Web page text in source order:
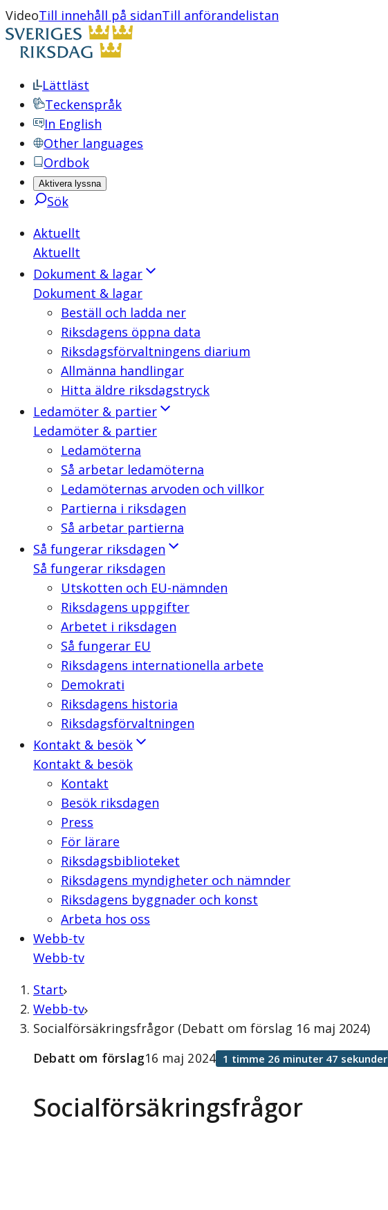
VideoTill innehåll på sidanTill anförandelistan
Lättläst
Teckenspråk
In English
Other languages
Ordbok
Aktivera lyssna
Sök
Aktuellt
Aktuellt
Dokument & lagar
Dokument & lagar
Beställ och ladda ner
Riksdagens öppna data
Riksdagsförvaltningens diarium
Allmänna handlingar
Hitta äldre riksdagstryck
Ledamöter & partier
Ledamöter & partier
Ledamöterna
Så arbetar ledamöterna
Ledamöternas arvoden och villkor
Partierna i riksdagen
Så arbetar partierna
Så fungerar riksdagen
Så fungerar riksdagen
Utskotten och EU-nämnden
Riksdagens uppgifter
Arbetet i riksdagen
Så fungerar EU
Riksdagens internationella arbete
Demokrati
Riksdagens historia
Riksdagsförvaltningen
Kontakt & besök
Kontakt & besök
Kontakt
Besök riksdagen
Press
För lärare
Riksdagsbiblioteket
Riksdagens myndigheter och nämnder
Riksdagens byggnader och konst
Arbeta hos oss
Webb-tv
Webb-tv
Start
Webb-tv
Socialförsäkringsfrågor (Debatt om förslag 16 maj 2024)
Socialförsäkringsfrågor
Debatt om förslag16 maj 2024 1 timme 26 minuter 47 sekunder